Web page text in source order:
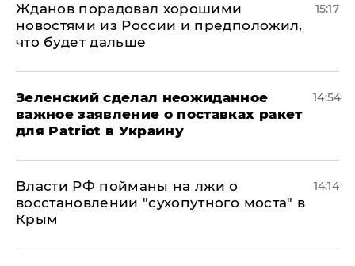
Жданов порадовал хорошими
новостями из России и предположил,
что будет дальше
15:17
Зеленский сделал неожиданное
важное заявление о поставках ракет
для Patriot в Украину
14:54
Власти РФ пойманы на лжи о
восстановлении "сухопутного моста" в
Крым
14:14